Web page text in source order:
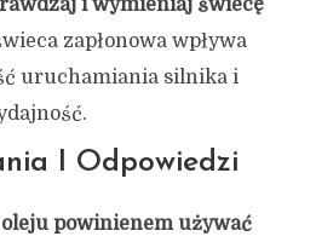
i wymieniaj świecę
zapłonowa wpływa
uruchamiania silnika i
I Odpowiedzi
powinienem używać